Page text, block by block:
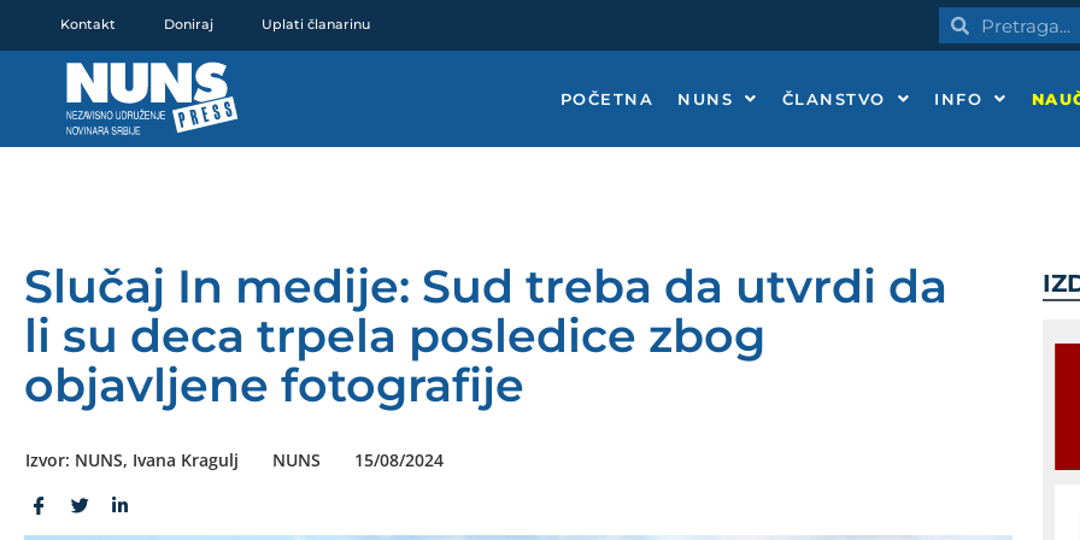
Kontakt Doniraj Uplati članarinu PretragaPretraga
POČETNA NUNS ČLANSTVO INFO
Slučaj In medije: Sud treba da utvrdi da
li su deca trpela posledice zbog
objavljene fotografije
Izvor: NUNS, Ivana Kragulj NUNS 15/08/2024